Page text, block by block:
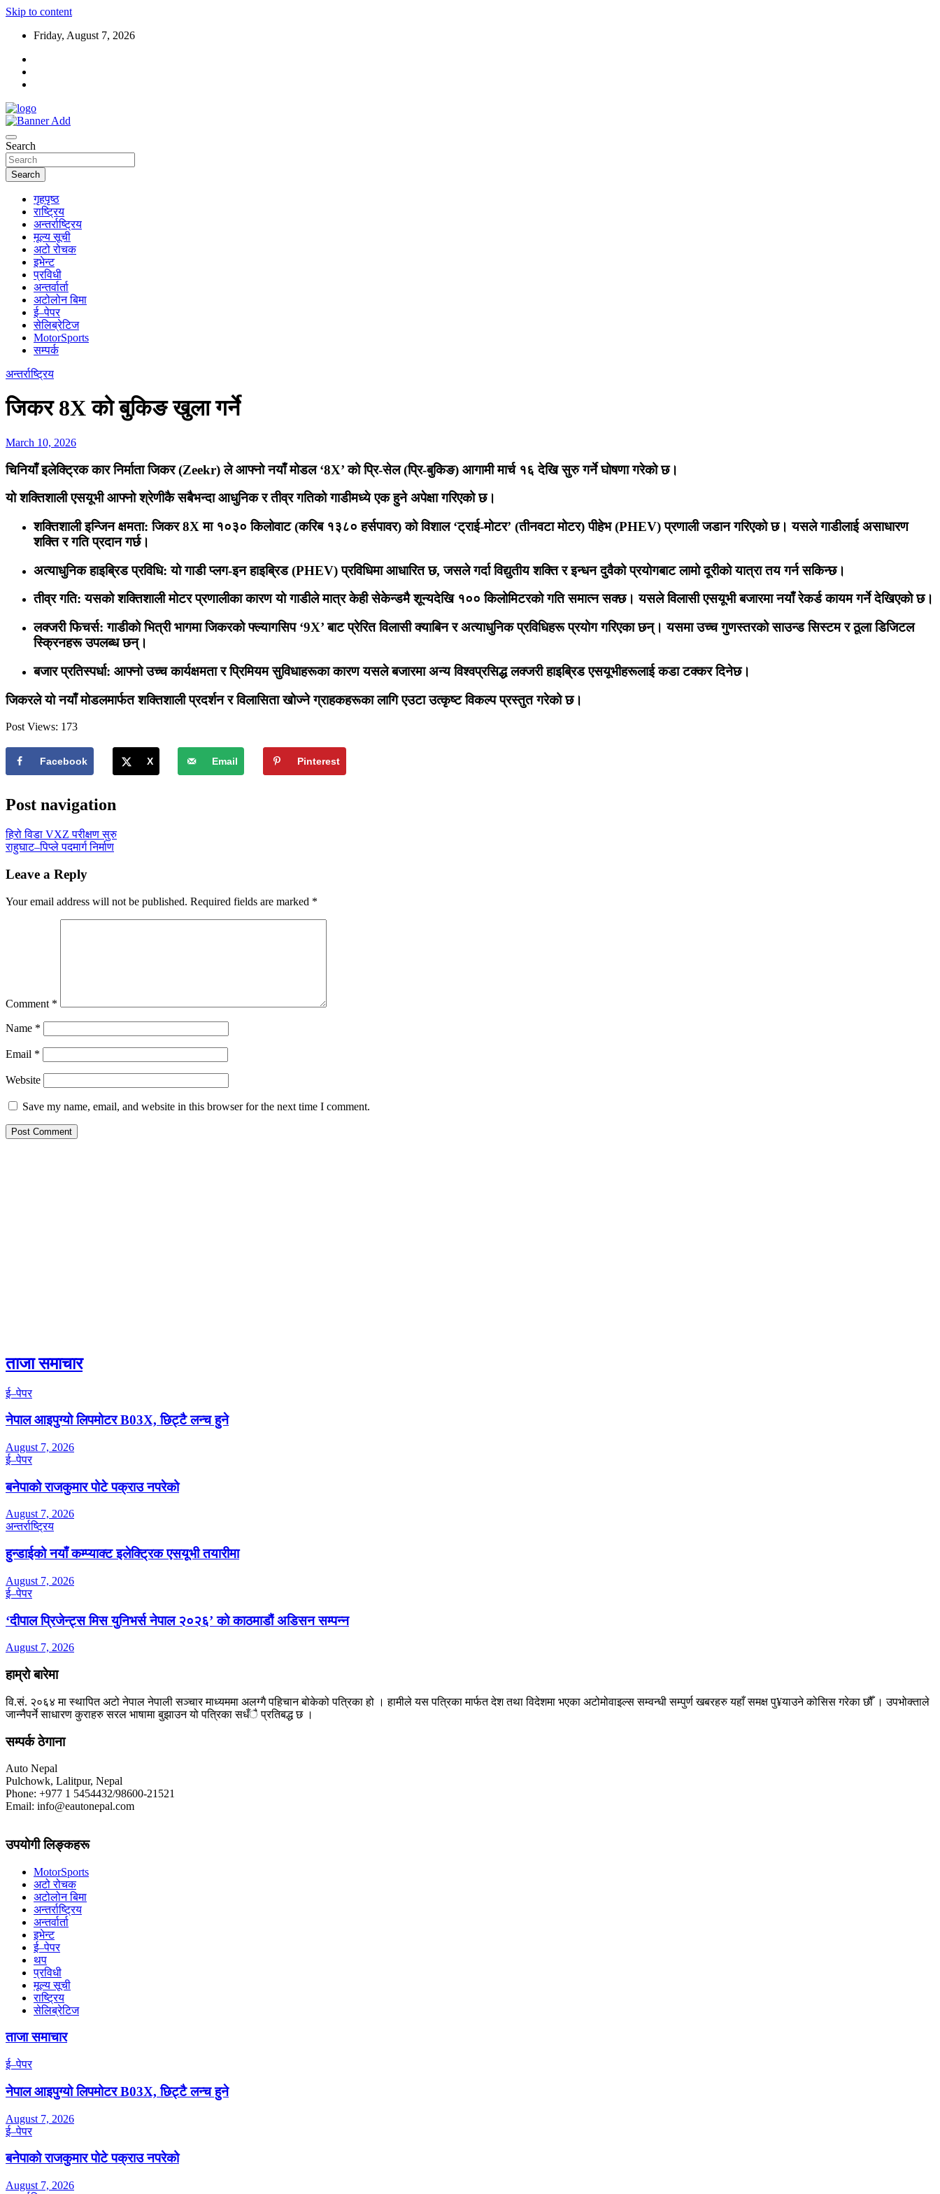
Skip to content
Friday, August 7, 2026
Search
Search
गृहपृष्ठ
राष्ट्रिय
अन्तर्राष्ट्रिय
मूल्य सूची
अटो रोचक
इभेन्ट
प्रविधी
अन्तर्वार्ता
अटोलोन बिमा
ई–पेपर
सेलिब्रेटिज
MotorSports
सम्पर्क
अन्तर्राष्ट्रिय
जिकर 8X को बुकिङ खुला गर्ने
March 10, 2026
चिनियाँ इलेक्ट्रिक कार निर्माता जिकर (Zeekr) ले आफ्नो नयाँ मोडल ‘8X’ को प्रि-सेल (प्रि-बुकिङ) आगामी मार्च १६ देखि सुरु गर्ने घोषणा गरेको छ।
यो शक्तिशाली एसयूभी आफ्नो श्रेणीकै सबैभन्दा आधुनिक र तीव्र गतिको गाडीमध्ये एक हुने अपेक्षा गरिएको छ।
शक्तिशाली इन्जिन क्षमता: जिकर 8X मा १०३० किलोवाट (करिब १३८० हर्सपावर) को विशाल ‘ट्राई-मोटर’ (तीनवटा मोटर) पीहेभ (PHEV) प्रणाली जडान गरिएको छ। यसले गाडीलाई असाधारण
शक्ति र गति प्रदान गर्छ।
अत्याधुनिक हाइब्रिड प्रविधि: यो गाडी प्लग-इन हाइब्रिड (PHEV) प्रविधिमा आधारित छ, जसले गर्दा विद्युतीय शक्ति र इन्धन दुवैको प्रयोगबाट लामो दूरीको यात्रा तय गर्न सकिन्छ।
तीव्र गति: यसको शक्तिशाली मोटर प्रणालीका कारण यो गाडीले मात्र केही सेकेन्डमै शून्यदेखि १०० किलोमिटरको गति समात्न सक्छ। यसले विलासी एसयूभी बजारमा नयाँ रेकर्ड कायम गर्ने देखिएको छ।
लक्जरी फिचर्स: गाडीको भित्री भागमा जिकरको फ्ल्यागसिप ‘9X’ बाट प्रेरित विलासी क्याबिन र अत्याधुनिक प्रविधिहरू प्रयोग गरिएका छन्। यसमा उच्च गुणस्तरको साउन्ड सिस्टम र ठूला डिजिटल
स्क्रिनहरू उपलब्ध छन्।
बजार प्रतिस्पर्धा: आफ्नो उच्च कार्यक्षमता र प्रिमियम सुविधाहरूका कारण यसले बजारमा अन्य विश्वप्रसिद्ध लक्जरी हाइब्रिड एसयूभीहरूलाई कडा टक्कर दिनेछ।
जिकरले यो नयाँ मोडलमार्फत शक्तिशाली प्रदर्शन र विलासिता खोज्ने ग्राहकहरूका लागि एउटा उत्कृष्ट विकल्प प्रस्तुत गरेको छ।
Post Views: 173
Facebook X Email Pinterest
Post navigation
हिरो विडा VXZ परीक्षण सुरु
राहुघाट–पिप्ले पदमार्ग निर्माण
Leave a Reply
Your email address will not be published. Required fields are marked *
Comment *
Name *
Email *
Website
Save my name, email, and website in this browser for the next time I comment.
ताजा समाचार
ई–पेपर
नेपाल आइपुग्यो लिपमोटर B03X, छिट्टै लन्च हुने
August 7, 2026
ई–पेपर
बनेपाको राजकुमार पोटे पक्राउ नपरेको
August 7, 2026
अन्तर्राष्ट्रिय
हुन्डाईको नयाँ कम्प्याक्ट इलेक्ट्रिक एसयूभी तयारीमा
August 7, 2026
ई–पेपर
‘दीपाल प्रिजेन्ट्स मिस युनिभर्स नेपाल २०२६’ को काठमाडौं अडिसन सम्पन्न
August 7, 2026
हाम्रो बारेमा
वि.सं. २०६४ मा स्थापित अटो नेपाल नेपाली सञ्चार माध्यममा अलग्गै पहिचान बोकेको पत्रिका हो । हामीले यस पत्रिका मार्फत देश तथा विदेशमा भएका अटोमोवाइल्स सम्वन्धी सम्पुर्ण खबरहरु यहाँ समक्ष पु¥याउने कोसिस गरेका छौँ । उपभोक्ताले
जान्नैपर्ने साधारण कुराहरु सरल भाषामा बुझाउन यो पत्रिका सधँै प्रतिबद्ध छ ।
सम्पर्क ठेगाना
Auto Nepal
Pulchowk, Lalitpur, Nepal
Phone: +977 1 5454432/98600-21521
Email: info@eautonepal.com
उपयोगी लिङ्कहरू
MotorSports
अटो रोचक
अटोलोन बिमा
अन्तर्राष्ट्रिय
अन्तर्वार्ता
इभेन्ट
ई–पेपर
थप
प्रविधी
मूल्य सूची
राष्ट्रिय
सेलिब्रेटिज
ताजा समाचार
ई–पेपर
नेपाल आइपुग्यो लिपमोटर B03X, छिट्टै लन्च हुने
August 7, 2026
ई–पेपर
बनेपाको राजकुमार पोटे पक्राउ नपरेको
August 7, 2026